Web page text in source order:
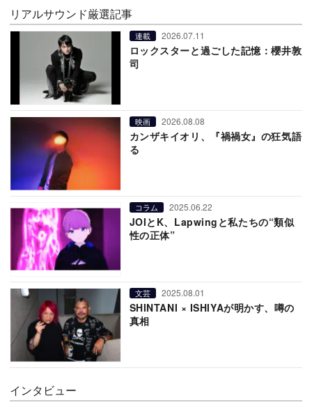
リアルサウンド厳選記事
連載 2026.07.11
ロックスターと過ごした記憶：櫻井敦
司
映画 2026.08.08
カンザキイオリ、『禍禍女』の狂気語
る
コラム 2025.06.22
JOIとK、Lapwingと私たちの“類似
性の正体”
文芸 2025.08.01
SHINTANI × ISHIYAが明かす、噂の
真相
インタビュー